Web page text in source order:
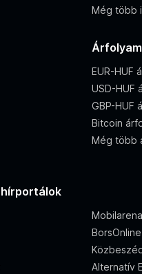
Még több
EUR-HUF
USD-HUF
GBP-HUF
Bitcoin
Még több
Mobilarena
BorsOnline
Alternatív